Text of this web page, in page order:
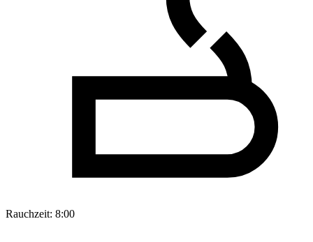
Rauchzeit: 8:00